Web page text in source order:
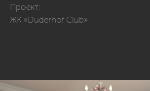
Проект:
ЖК «Duderhof Club»